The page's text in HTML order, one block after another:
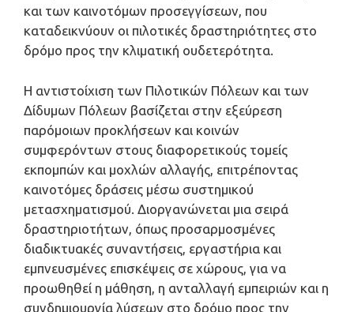
και των καινοτόμων προσεγγίσεων, που
καταδεικνύουν οι πιλοτικές δραστηριότητες στο
δρόμο προς την κλιματική ουδετερότητα.
Η αντιστοίχιση των Πιλοτικών Πόλεων και των
Δίδυμων Πόλεων βασίζεται στην εξεύρεση
παρόμοιων προκλήσεων και κοινών
συμφερόντων στους διαφορετικούς τομείς
εκπομπών και μοχλών αλλαγής, επιτρέποντας
καινοτόμες δράσεις μέσω συστημικού
μετασχηματισμού. Διοργανώνεται μια σειρά
δραστηριοτήτων, όπως προσαρμοσμένες
διαδικτυακές συναντήσεις, εργαστήρια και
εμπνευσμένες επισκέψεις σε χώρους, για να
προωθηθεί η μάθηση, η ανταλλαγή εμπειριών και η
συνδημιουργία λύσεων στο δρόμο προς την